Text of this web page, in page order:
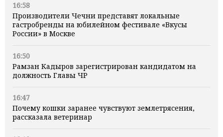
16:58
Производители Чечни представят локальные
гастробренды на юбилейном фестивале «Вкусы
России» в Москве
16:50
Рамзан Кадыров зарегистрирован кандидатом на
должность Главы ЧР
16:47
Почему кошки заранее чувствуют землетрясения,
рассказала ветеринар